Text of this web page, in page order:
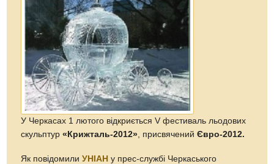
У Черкасах 1 лютого відкриється V фестиваль льодових
скульптур«Крижталь-2012» , присвяченийЄвро-2012.
Як повідомилиУНІАН у прес-службі Черкаського